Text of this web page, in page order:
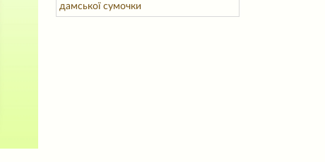
дамської сумочки